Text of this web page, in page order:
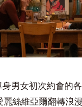
身男女初次約會的
絲維亞爾翻轉浪